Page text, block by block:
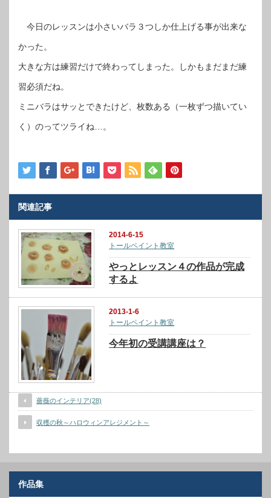
今日のレッスンは小さいバラ３つしか仕上げる事が出来な
かった。
大きな方は練習だけで終わってしまった。しかもまだまだ練
習必須だね。
ミニバラはサッとできたけど、枚数ある（一枚ずつ描いてい
く）のってツライね…。
関連記事
2014-6-15
トールペイント教室
やっとレッスン４の作品が完成
するよ
2013-1-6
トールペイント教室
今年初の受講講座は？
薔薇のインテリア(28)
収穫の秋～ハロウィンアレジメント～
作品集